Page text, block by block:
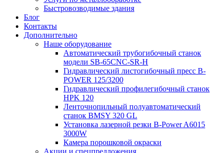
Быстровозводимые здания
Блог
Контакты
Дополнительно
Наше оборудование
Автоматический трубогибочный станок
модели SB-65CNC-SR-H
Гидравлический листогибочный пресс B-
POWER 125/3200
Гидравлический профилегибочный станок
HPK 120
Ленточнопильный полуавтоматический
станок BMSY 320 GL
Установка лазерной резки B-Power A6015
3000W
Камера порошковой окраски
Акции и спецпредложения